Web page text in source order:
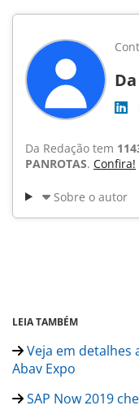
Da Redação tem
PANROTAS. Confira!
Sobre o autor
LEIA TAMBÉM
Veja em detalhes
Abav Expo
SAP Now 2019